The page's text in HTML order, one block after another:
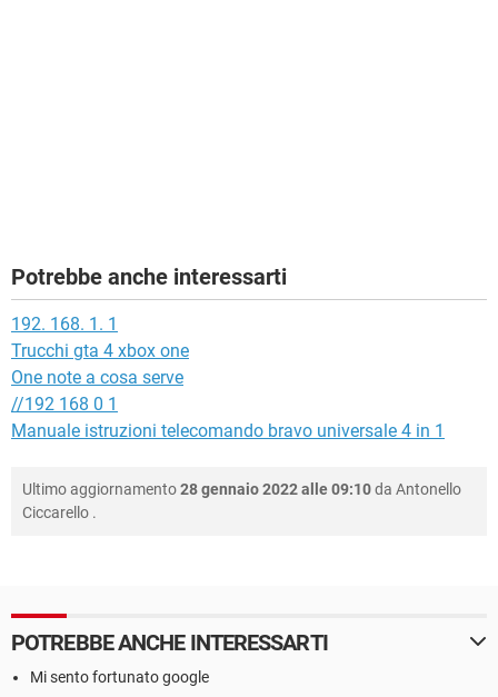
Potrebbe anche interessarti
192. 168. 1. 1
Trucchi gta 4 xbox one
One note a cosa serve
//192 168 0 1
Manuale istruzioni telecomando bravo universale 4 in 1
Ultimo aggiornamento28 gennaio 2022 alle 09:10da Antonello
Ciccarello .
POTREBBE ANCHE INTERESSARTI
Mi sento fortunato google